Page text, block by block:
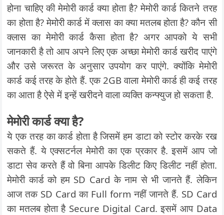
होना चाहिए की मेमोरी कार्ड क्या होता है? मेमोरी कार्ड कितने तरह
का होता है? मेमोरी कार्ड में क्लास का क्या मतलब होता है? कौन सी
क्लास का मेमोरी कार्ड कैसा होता है? अगर आपको ये सभी
जानकारी है तो आप अपने लिए एक अच्छा मेमोरी कार्ड खरीद पाएंगे
और उसे जरूरत के अनुसार उपयोग कर पाएंगे. क्योंकि मेमोरी
कार्ड कई तरह के होते हैं. एक 2GB वाला मेमोरी कार्ड ही कई तरह
का आता है ऐसे में इन्हें खरीदने वाला व्यक्ति कन्फ्युज हो सकता है.
मेमोरी कार्ड क्या है?
ये एक तरह का कार्ड होता है जिसमें हम डाटा को स्टोर करके रख
सकते हैं. ये एक्सटर्नल मेमोरी का एक प्रकार है. इसमें आप जो
डाटा सेव करते हैं वो बिना आपके डिलीट किए डिलीट नहीं होता.
मेमोरी कार्ड को हम SD Card के नाम से भी जानते हैं. लेकिन
आज तक SD Card का Full form नहीं जानते हैं. SD Card
का मतलब होता है Secure Digital Card. इसमें आप Data